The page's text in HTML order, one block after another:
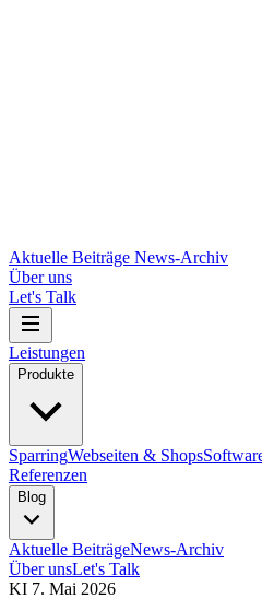
Aktuelle Beiträge News-Archiv
Über uns
Let's Talk
Leistungen
Produkte
SparringWebseiten & Shops
Referenzen
Blog
Aktuelle BeiträgeNews-Archiv
Über unsLet's Talk
KI 7. Mai 2026